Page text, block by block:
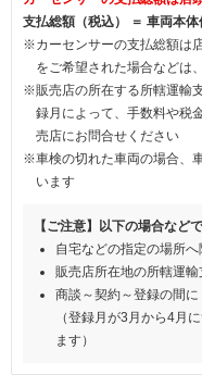
支払総額（税込） ＝ 車両本
※カーセンサーの支払総額は
をご希望された場合などは
※販売店の所在する所轄運輸
録月によって、手数料や税
売店にお問合せください
※車検の切れた車両の場合、
います
【ご注意】以下の場合など
自宅などの指定の場所
販売店所在地の所轄運
商談～契約～登録の間
（登録月が3月から4月
ます）